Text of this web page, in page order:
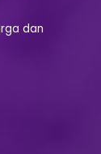
dan